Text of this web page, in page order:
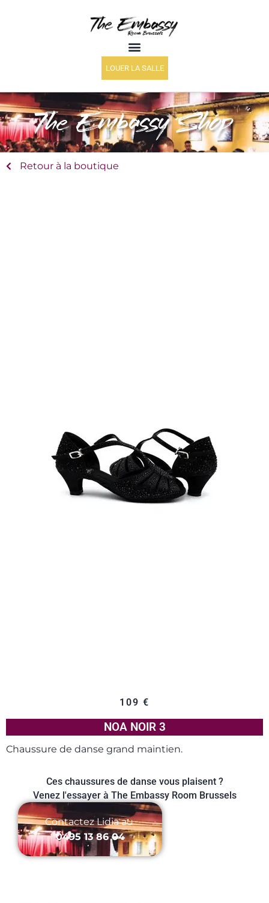
LOUER LA SALLE
The Embassy Shop
Retour à la boutique
109 €
NOA NOIR 3
Chaussure de danse grand maintien.
Ces chaussures de danse vous plaisent ?
Venez l'essayer à The Embassy Room Brussels
Contactez Lidia au ‭
0495 13 86 04